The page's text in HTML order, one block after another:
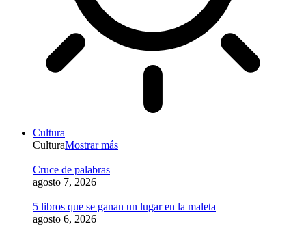
Cultura
CulturaMostrar más
Cruce de palabras
agosto 7, 2026
5 libros que se ganan un lugar en la maleta
agosto 6, 2026